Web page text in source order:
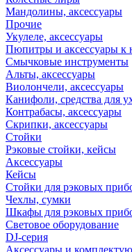
Мандолины, аксессуары
Прочие
Укулеле, аксессуары
Пюпитры и аксессуары к
Смычковые инструменты
Альты, аксессуары
Виолончели, аксессуары
Канифоли, средства для
Контрабасы, аксессуары
Скрипки, аксессуары
Стойки
Рэковые стойки, кейсы
Аксессуары
Кейсы
Стойки для рэковых
Чехлы, сумки
Шкафы для рэковых
Световое оборудование
DJ-серия
Аксессуары и